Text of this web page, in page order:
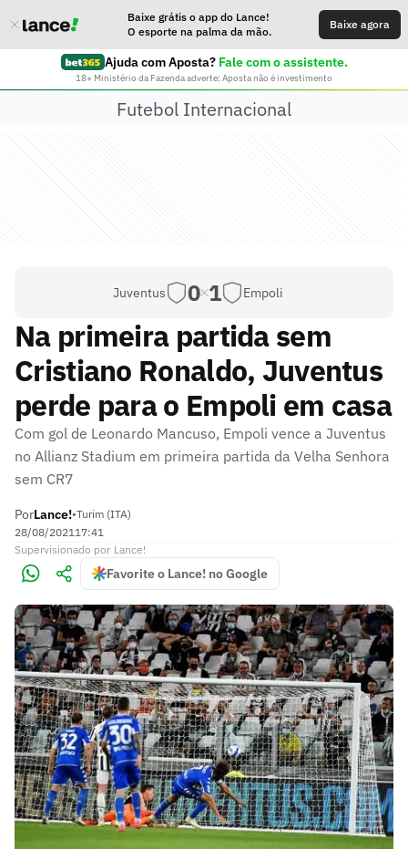
Baixe grátis o app do Lance!
O esporte na palma da mão.
Baixe agora
Ajuda com Aposta? Fale com o assistente.
18+ Ministério da Fazenda adverte: Aposta não é investimento
Futebol Internacional
Juventus 0 1 Empoli
Na primeira partida sem
Cristiano Ronaldo, Juventus
perde para o Empoli em casa
Com gol de Leonardo Mancuso, Empoli vence a Juventus
no Allianz Stadium em primeira partida da Velha Senhora
sem CR7
PorLance!•Turim (ITA)
28/08/202117:41
Supervisionado por Lance!
Favorite o Lance! no Google